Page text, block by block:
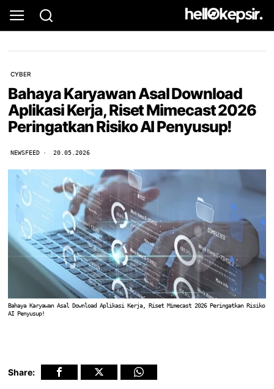
CYBER
Bahaya Karyawan Asal Download
Aplikasi Kerja, Riset Mimecast 2026
Peringatkan Risiko AI Penyusup!
NEWSFEED 20.05.2026
Bahaya Karyawan Asal Download Aplikasi Kerja, Riset Mimecast 2026 Peringatkan Risiko
AI Penyusup!
Share: